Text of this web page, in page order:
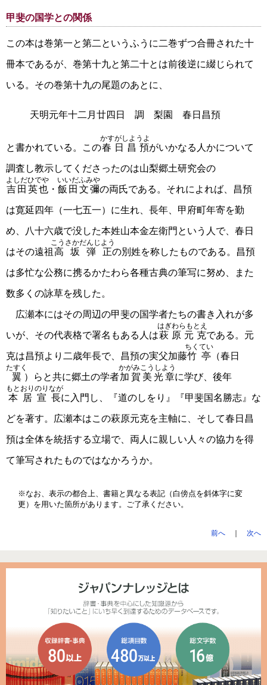
甲斐の国学との関係
この本は巻第一と第二というふうに二巻ずつ合冊された十
冊本であるが、巻第十九と第二十とは前後逆に綴じられて
いる。その巻第十九の尾題のあとに、
天明元年十二月廿四日 調 梨園 春日昌預
と書かれている。この春日昌預
かすがしようよ
がいかなる人かについて
調査し教示してくださったのは山梨郷土研究会の
吉田英也
よしだひでや
・ 飯田文彌
いいだふみや
の両氏である。それによれば、昌預
は寛延四年（一七五一）に生れ、長年、甲府町年寄を勤
め、八十六歳で没した本姓山本金左衛門という人で、春日
はその遠祖 高坂弾正
こうさかだんじよう
の別姓を称したものである。昌預
は多忙な公務に携るかたわら各種古典の筆写に努め、また
数多くの詠草を残した。
広瀬本にはその周辺の甲斐の国学者たちの書き入れが多
いが、その代表格で署名もある人は萩原元克
はぎわらもとえ
である。元
克は昌預より二歳年長で、昌預の実父加藤竹亭
ちくてい
（春日
翼
たすく
）らと共に郷土の学者加賀美光章
かがみこうしよう
に学び、後年
本居宣長
もとおりのりなが
に入門し、『道のしをり』『甲斐国名勝志』な
どを著す。広瀬本はこの萩原元克を主軸に、そして春日昌
預は全体を統括する立場で、両人に親しい人々の協力を得
て筆写されたものではなかろうか。
※なお、表示の都合上、書籍と異なる表記（白傍点を斜体字に変
更）を用いた箇所があります。ご了承ください。
前へ 次へ